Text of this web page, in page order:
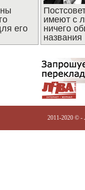
его
имеют с
ничего
названия
2011-2020 © -